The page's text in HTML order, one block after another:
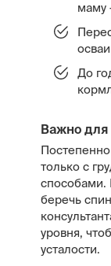
маму
До
Важно
Постепенно
только с
способами.
беречь
уровня,
усталости.